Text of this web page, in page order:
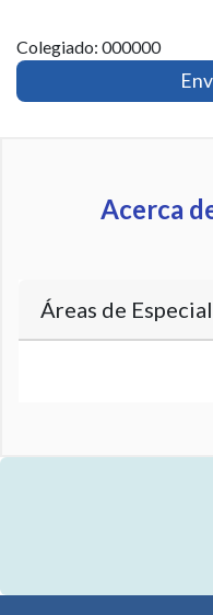
Colegiado: 000000
Acerca
Áreas de